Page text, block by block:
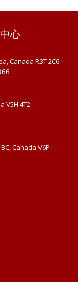
心
Canada R3T 2C6
V5H 4T2
Canada V6P